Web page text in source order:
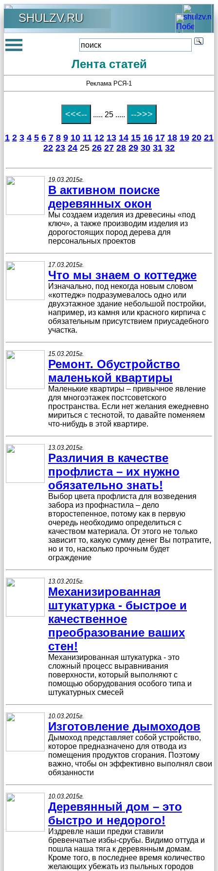
SHULZV.RU
Лента статей
Реклама РСЯ-1
..... 25 .....
1 2 3 4 5 6 7 8 9 10 11 12 13 14 15 16 17 18 19 20 21
22 23 24 25 26 27 28 29 30 31 32
19.03.2015г.
В активном поиске
деревянных окон
Мы создаем изделия из древесины «под
ключ», а также производим изделия из
дорогостоящих пород дерева для
персональных проектов
17.03.2015г.
Что мы знаем о коттедже
Изначально, под некогда новым словом
«коттедж» подразумевалось одно или
двухэтажное здание небольшой постройки,
например, из камня или красного кирпича с
обязательным присутствием приусадебного
участка.
15.03.2015г.
Ремонт. Обустройство
маленькой квартиры
Маленькие квартиры – привычное явление
для многоэтажек постсоветского
пространства. Если нет желания ежедневно
мириться с теснотой, то давайте поменяем
что-нибудь в этой квартире.
13.03.2015г.
Различия в качестве
профлиста – их нужно
обязательно знать!
Выбор цвета профлиста для возведения
забора из профнастила – дело
второстепенное, потому как в первую
очередь необходимо определиться с
качеством материала. От этого не только
зависит то, какую сумму денег Вы потратите,
но и то, насколько прочным будет
ограждение
13.03.2015г.
Механизированная
штукатурка - быстрое и
качественное
преобразование ваших
стен!
Механизированная штукатурка - это
сложный процесс выравнивания
поверхности, который выполняют с
помощью оборудования особого типа и
штукатурных смесей
10.03.2015г.
Изготовление дымоходов
Дымоход представляет собой устройство,
которое предназначено для отвода из
помещения продуктов сгорания. Поэтому
важно, чтобы он эффективно выполнял свои
обязанности
10.03.2015г.
Деревянный дом – это
быстро и недорого!
Издревле наши предки ставили
бревенчатые избы-срубы. Видимо оттуда и
пошла наша тяга к деревянным домам.
Кроме того, в последнее время количество
желающих убежать из пыльных городов